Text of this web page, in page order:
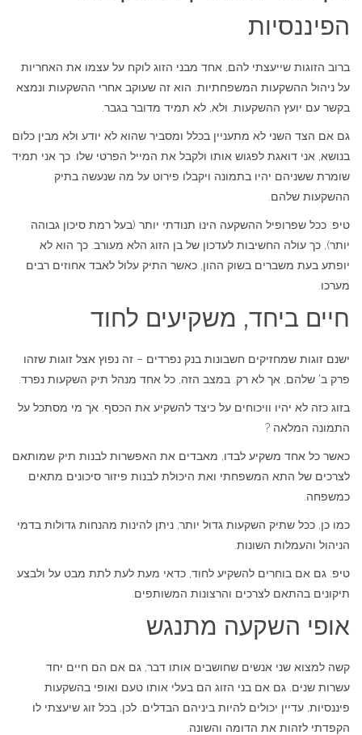
הפיננסיות
ברוב הזוגות שייעצתי להם, אחד מבני הזוג לוקח על עצמו את האחריות
על ניהול ההשקעות המשפחתיות. הוא זה שעוקב אחרי ההשקעות ונמצא
בקשר עם יועץ ההשקעות. ולא, לא תמיד מדובר בגבר.
גם אם הצד השני לא מתעניין בכלל ומסביר שהוא לא יודע ולא מבין כלום
בנושא, אני דואגת לפגוש אותו ולקבל את המייל הפרטי שלו. כך אני תמיד
שומרת ששניהם יהיו בתמונה ויקבלו פירוט על מה שנעשה בתיק
ההשקעות שלהם.
טיפ: ככל שפרופיל ההשקעה הינו תנודתי יותר (בעל רמת סיכון גבוהה
יותר), כך עולה החשיבות לעדכון של בן הזוג הלא מעורב. כך הוא לא
יופתע בעת משברים בשוק ההון, כאשר התיק עלול לאבד אחוזים רבים
מערכו.
חיים ביחד, משקיעים לחוד
ישנם זוגות שמחזיקים חשבונות בנק נפרדים – זה נפוץ אצל זוגות שזהו
פרק ב' שלהם, אך לא רק. במצב הזה, כל אחד מנהל תיק השקעות נפרד.
בזוג כזה לא יהיו וויכוחים על כיצד להשקיע את הכסף. אך מי מסתכל על
התמונה המלאה ?
כאשר כל אחד משקיע לבדו, מאבדים את האפשרות לבנות תיק שמותאם
לצרכים של התא המשפחתי ואת היכולת לבנות פיזור סיכונים מתאים
כמשפחה.
כמו כן, ככל שתיק השקעות גדול יותר, ניתן להינות מהנחות גדולות בדמי
הניהול והעמלות השונות.
טיפ: גם אם בוחרים להשקיע לחוד, כדאי מעת לעת לתת מבט על ולבצע
תיקונים בהתאם לצרכים והרצונות המשותפים.
אופי השקעה מתנגש
קשה למצוא שני אנשים שחושבים אותו דבר, גם אם הם חיים יחד
עשרות שנים. גם אם בני הזוג הם בעלי אותו טעם ואופי בהשקעות
פיננסיות, עדיין יכולים להיות ביניהם הבדלים. לכן, בכל זוג שיעצתי לו
הקפדתי לזהות את הדומה והשונה.